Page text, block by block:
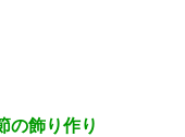
の飾り作り